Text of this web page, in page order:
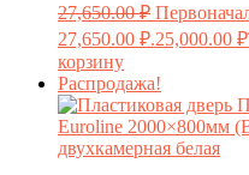
27,650.00₽
27,650.00 ₽.25,000.00 ₽
корзину
Распродажа!